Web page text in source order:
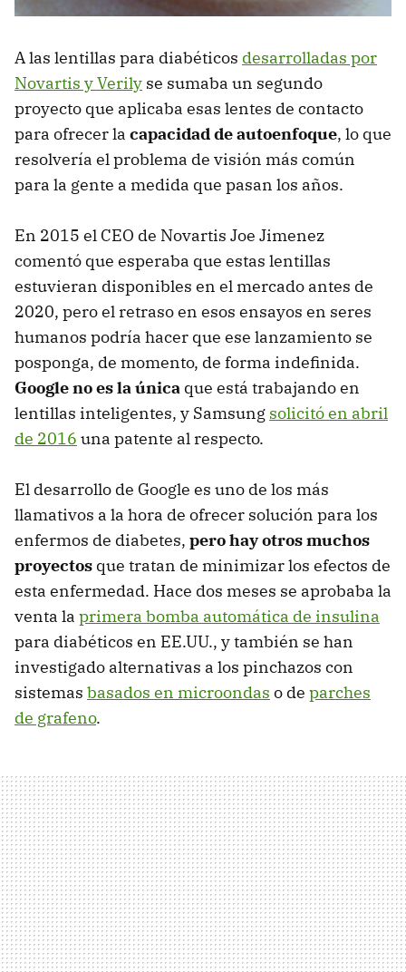
A las lentillas para diabéticos desarrolladas por
Novartis y Verily se sumaba un segundo
proyecto que aplicaba esas lentes de contacto
para ofrecer la capacidad de autoenfoque, lo que
resolvería el problema de visión más común
para la gente a medida que pasan los años.
En 2015 el CEO de Novartis Joe Jimenez
comentó que esperaba que estas lentillas
estuvieran disponibles en el mercado antes de
2020, pero el retraso en esos ensayos en seres
humanos podría hacer que ese lanzamiento se
posponga, de momento, de forma indefinida.
Google no es la única que está trabajando en
lentillas inteligentes, y Samsung solicitó en abril
de 2016 una patente al respecto.
El desarrollo de Google es uno de los más
llamativos a la hora de ofrecer solución para los
enfermos de diabetes, pero hay otros muchos
proyectos que tratan de minimizar los efectos de
esta enfermedad. Hace dos meses se aprobaba la
venta la primera bomba automática de insulina
para diabéticos en EE.UU., y también se han
investigado alternativas a los pinchazos con
sistemas basados en microondas o de parches
de grafeno.